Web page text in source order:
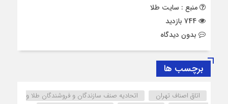
منبع : سایت طلا
بدون دیدگاه
برچسب ها
اتاق اصناف تهران
اتحادیه صنف سازندگان و فروشندگان طلا و